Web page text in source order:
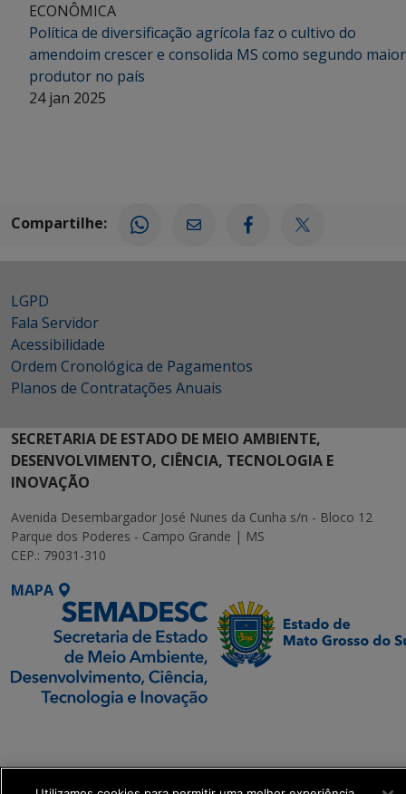
ECONÔMICA
Política de diversificação agrícola faz o cultivo do
amendoim crescer e consolida MS como segundo maior
produtor no país
24 jan 2025
Compartilhe:
LGPD
Fala Servidor
Acessibilidade
Ordem Cronológica de Pagamentos
Planos de Contratações Anuais
SECRETARIA DE ESTADO DE MEIO AMBIENTE,
DESENVOLVIMENTO, CIÊNCIA, TECNOLOGIA E
INOVAÇÃO
Avenida Desembargador José Nunes da Cunha s/n - Bloco 12
Parque dos Poderes - Campo Grande | MS
CEP.: 79031-310
MAPA
Transformação Digital